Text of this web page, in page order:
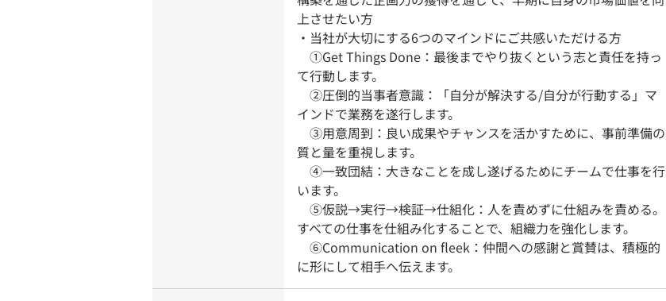
上させたい方
・当社が大切にする6つのマインドにご共感いただける方
①Get Things Done：最後までやり抜くという志と責任を持っ
て行動します。
②圧倒的当事者意識：「自分が解決する/自分が行動する」マ
インドで業務を遂行します。
③用意周到：良い成果やチャンスを活かすために、事前準備の
質と量を重視します。
④一致団結：大きなことを成し遂げるためにチームで仕事を行
います。
⑤仮説→実行→検証→仕組化：人を責めずに仕組みを責める。
すべての仕事を仕組み化することで、組織力を強化します。
⑥Communication on fleek：仲間への感謝と賞賛は、積極的
に形にして相手へ伝えます。